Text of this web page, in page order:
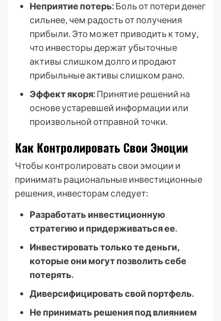
Неприятие потерь:Боль от потери денег
сильнее‚ чем радость от получения
прибыли. Это может приводить к тому‚
что инвесторы держат убыточные
активы слишком долго и продают
прибыльные активы слишком рано.
Эффект якоря:Принятие решений на
основе устаревшей информации или
произвольной отправной точки.
Как Контролировать Свои Эмоции
Чтобы контролировать свои эмоции и
принимать рациональные инвестиционные
решения‚ инвесторам следует:
Разработать инвестиционную
стратегию и придерживаться ее.
Инвестировать только те деньги‚
которые они могут позволить себе
потерять.
Диверсифицировать свой портфель.
Не принимать решения под влиянием